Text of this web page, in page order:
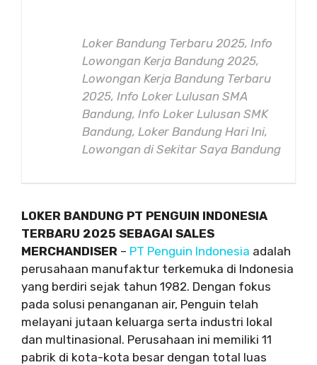
Loker Bandung Terbaru 2025, Info
Lowongan Kerja Bandung 2025,
Lowongan Kerja Bandung Terbaru
2025, Info Loker Lulusan SMA
Bandung, Info Loker Lulusan SMK
Bandung, Loker Bandung Hari Ini,
Lowongan di Sekitar Saya Bandung
LOKER BANDUNG PT PENGUIN INDONESIA
TERBARU 2025 SEBAGAI SALES
MERCHANDISER – PT Penguin Indonesia adalah
perusahaan manufaktur terkemuka di Indonesia
yang berdiri sejak tahun 1982. Dengan fokus
pada solusi penanganan air, Penguin telah
melayani jutaan keluarga serta industri lokal
dan multinasional. Perusahaan ini memiliki 11
pabrik di kota-kota besar dengan total luas